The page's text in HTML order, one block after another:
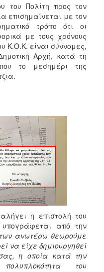
του Πολίτη προς τον
επισημαίνεται με τον
τρόπο ότι οι
με τους χρόνους
Κ.Ο.Κ. είναι σύννομες,
Αρχή, κατά τη
το μεσημέρι της
η επιστολή του
υπογράφεται από την
ανωτέρω θεωρούμε
να είχε δημιουργηθεί
η οποία κατά την
του